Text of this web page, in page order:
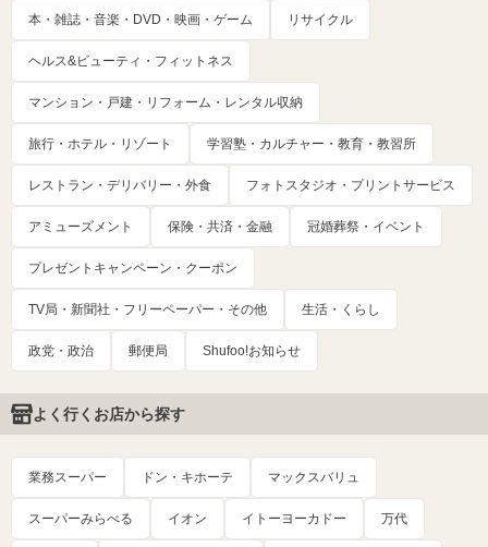
本・雑誌・音楽・DVD・映画・ゲーム リサイクル
ヘルス&ビューティ・フィットネス
マンション・戸建・リフォーム・レンタル収納
旅行・ホテル・リゾート 学習塾・カルチャー・教育・教習所
レストラン・デリバリー・外食 フォトスタジオ・プリントサービス
アミューズメント 保険・共済・金融 冠婚葬祭・イベント
プレゼントキャンペーン・クーポン
TV局・新聞社・フリーペーパー・その他 生活・くらし
政党・政治 郵便局 Shufoo!お知らせ
よく行くお店から探す
業務スーパー ドン・キホーテ マックスバリュ
スーパーみらべる イオン イトーヨーカドー 万代